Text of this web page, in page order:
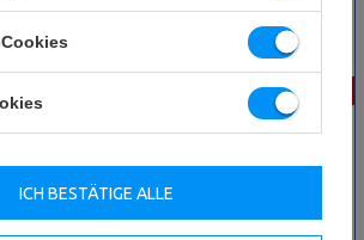
SONDERANGEBOT
ICH BESTÄTIGE ALLE